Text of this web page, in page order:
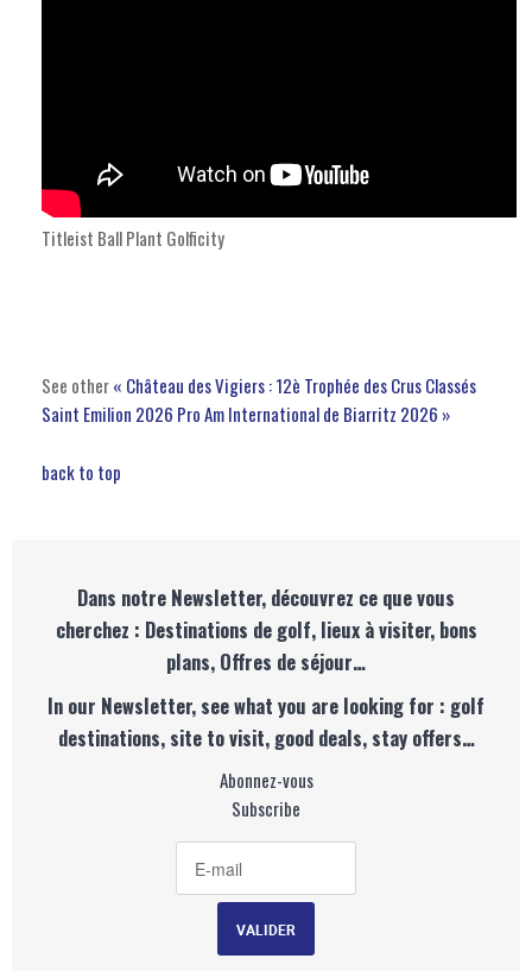
Titleist Ball Plant Golficity
See other« Château des Vigiers : 12è Trophée des Crus Classés
Saint Emilion 2026 Pro Am International de Biarritz 2026 »
back to top
Dans notre Newsletter, découvrez ce que vous
cherchez : Destinations de golf, lieux à visiter, bons
plans, Offres de séjour…
In our Newsletter, see what you are looking for : golf
destinations, site to visit, good deals, stay offers…
Abonnez-vous
Subscribe